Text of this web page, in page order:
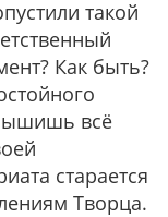
такой
Как быть?
всё
старается
Творца.